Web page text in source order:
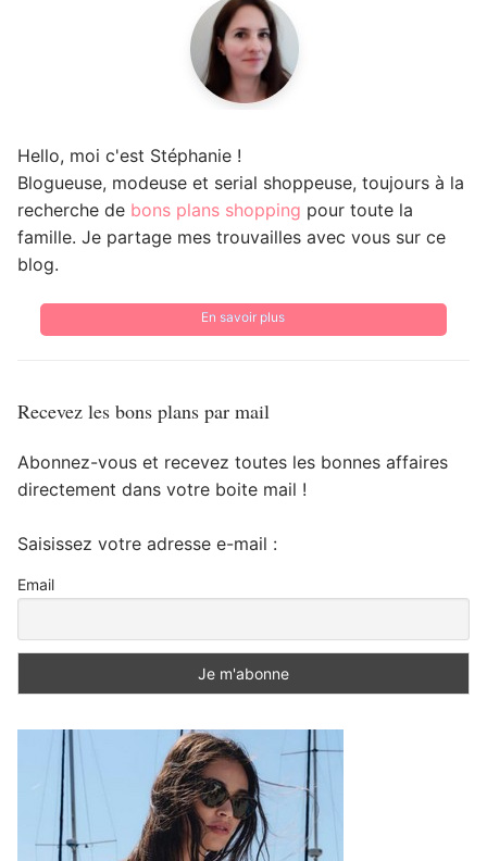
Hello, moi c'est Stéphanie !
Blogueuse, modeuse et serial shoppeuse, toujours à la
recherche de bons plans shopping pour toute la
famille. Je partage mes trouvailles avec vous sur ce
blog.
En savoir plus
Recevez les bons plans par mail
Abonnez-vous et recevez toutes les bonnes affaires
directement dans votre boite mail !
Saisissez votre adresse e-mail :
Email